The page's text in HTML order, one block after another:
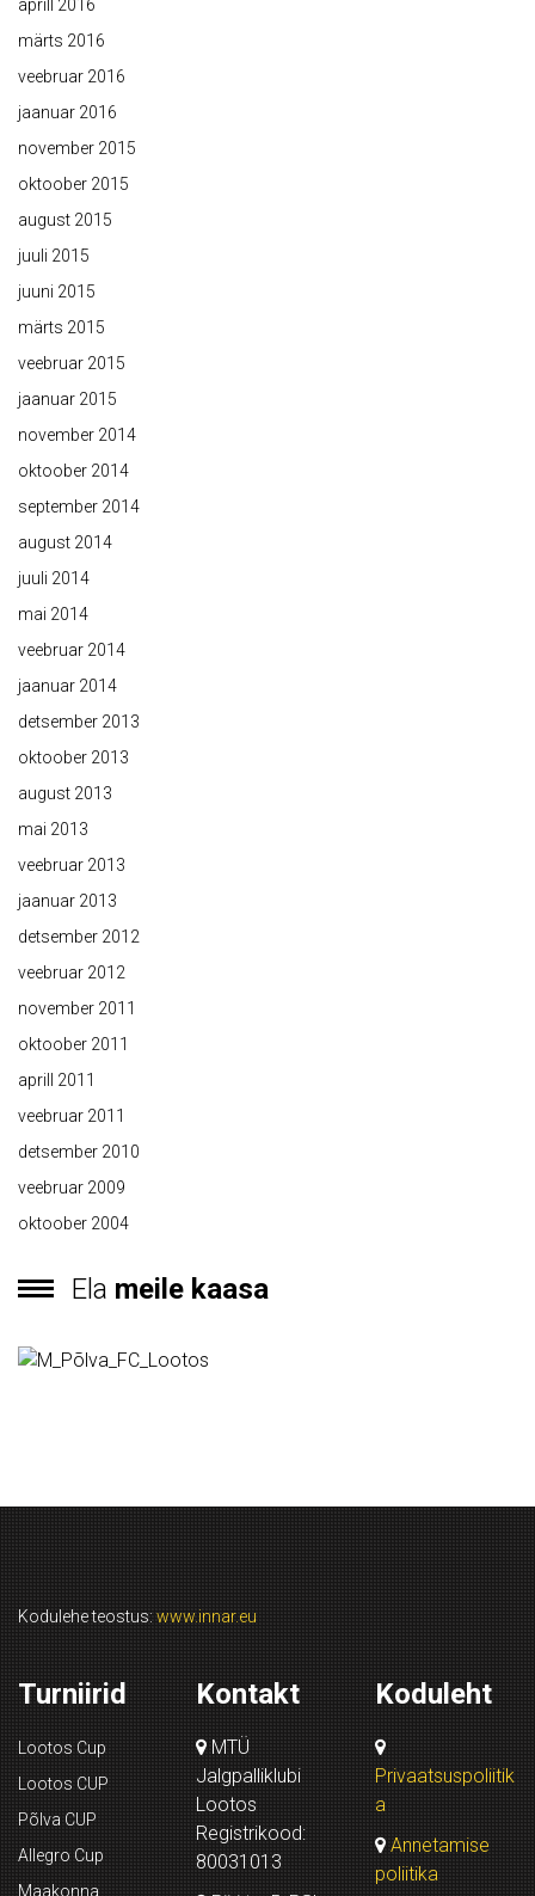
aprill 2016
märts 2016
veebruar 2016
jaanuar 2016
november 2015
oktoober 2015
august 2015
juuli 2015
juuni 2015
märts 2015
veebruar 2015
jaanuar 2015
november 2014
oktoober 2014
september 2014
august 2014
juuli 2014
mai 2014
veebruar 2014
jaanuar 2014
detsember 2013
oktoober 2013
august 2013
mai 2013
veebruar 2013
jaanuar 2013
detsember 2012
veebruar 2012
november 2011
oktoober 2011
aprill 2011
veebruar 2011
detsember 2010
veebruar 2009
oktoober 2004
Ela meile kaasa
Kodulehe teostus: www.innar.eu
Turniirid
Lootos Cup
Lootos CUP
Põlva CUP
Allegro Cup
Maakonna
Kontakt
MTÜ
Jalgpalliklubi
Lootos
Registrikood:
80031013
Koduleht
Privaatsuspoliitik
a
Annetamise
poliitika